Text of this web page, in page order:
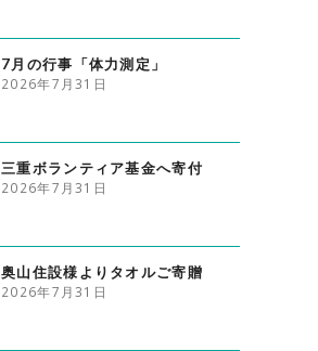
7月の行事「体力測定」
2026年7月31日
三重ボランティア基金へ寄付
2026年7月31日
奥山住設様よりタオルご寄贈
2026年7月31日